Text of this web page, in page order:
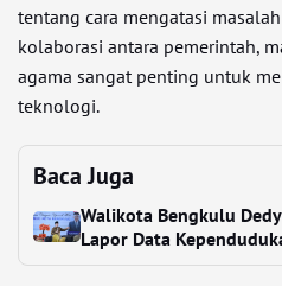
tentang cara mengatasi
kolaborasi antara pemerintah,
agama sangat penting untuk
teknologi.
Baca Juga
Walikota Bengkulu
Lapor Data